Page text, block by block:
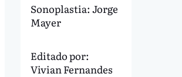
Sonoplastia: Jorge
Mayer
Editado por:
Vivian Fernandes